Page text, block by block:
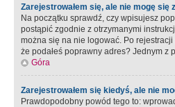
Zarejestrowałem się, ale nie mogę się
Na początku sprawdź, czy wpisujesz
postąpić zgodnie z otrzymanymi
można się na nie logować. Po
że podałeś poprawny adres? Jednym
Góra
Zarejestrowałem się kiedyś, ale nie
Prawdopodobny powód tego to: